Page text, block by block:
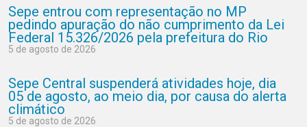
Sepe entrou com representação no MP
pedindo apuração do não cumprimento da Lei
Federal 15.326/2026 pela prefeitura do Rio
5 de agosto de 2026
Sepe Central suspenderá atividades hoje, dia
05 de agosto, ao meio dia, por causa do alerta
climático
5 de agosto de 2026